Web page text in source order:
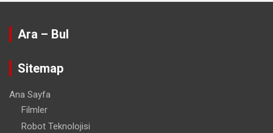
Ara – Bul
Sitemap
Ana Sayfa
Filmler
Robot Teknolojisi